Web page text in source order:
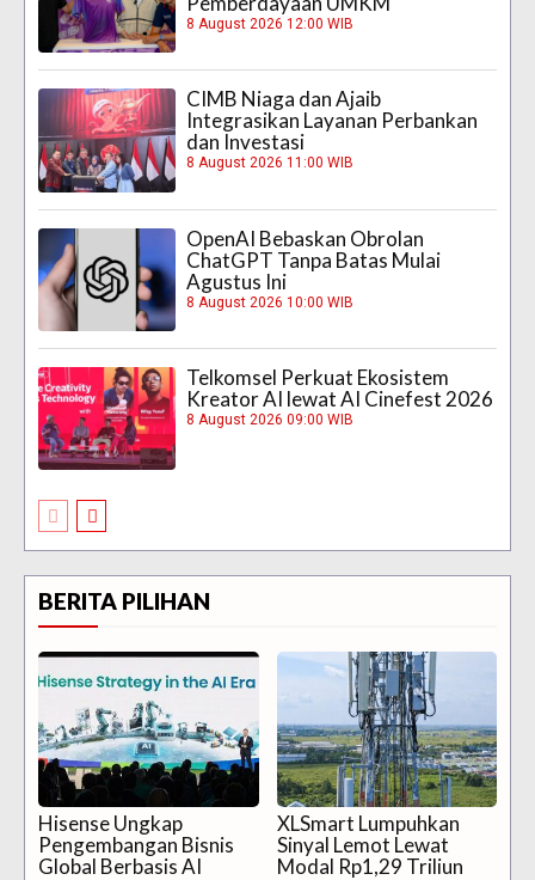
8 August 2026 12:00 WIB
CIMB Niaga dan Ajaib
Integrasikan Layanan Perbankan
dan Investasi
8 August 2026 11:00 WIB
OpenAI Bebaskan Obrolan
ChatGPT Tanpa Batas Mulai
Agustus Ini
8 August 2026 10:00 WIB
Telkomsel Perkuat Ekosistem
Kreator AI lewat AI Cinefest 2026
8 August 2026 09:00 WIB
BERITA PILIHAN
Hisense Ungkap
Pengembangan Bisnis
Global Berbasis AI
XLSmart Lumpuhkan
Sinyal Lemot Lewat
Modal Rp1,29 Triliun